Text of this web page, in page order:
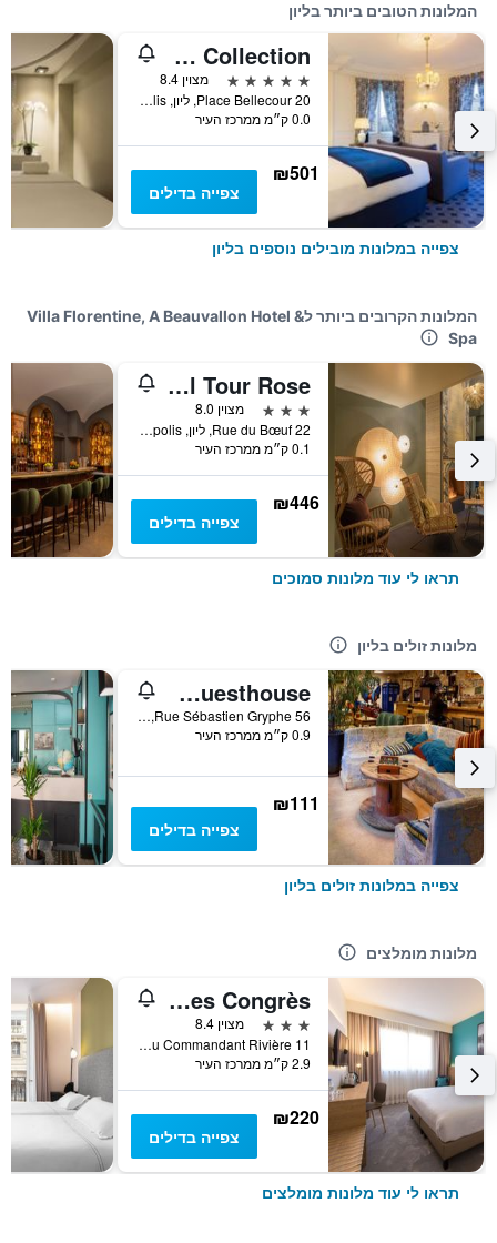
המלונות הטובים ביותר בליון
Le Royal Hotel Lyon - MGallery Collection
5 כוכבים
מצוין 8.4
20 Place Bellecour, ליון, Lyon Metropolis, צרפת
0.0 ק״מ ממרכז העיר
₪501
צפייה בדילים
צפייה במלונות מובילים נוספים בליון
המלונות הקרובים ביותר לVilla Florentine, A Beauvallon Hotel &
Spa
Mihotel Tour Rose
3 כוכבים
מצוין 8.0
22 Rue du Bœuf, ליון, Lyon Metropolis, צרפת
0.1 ק״מ ממרכז העיר
₪446
צפייה בדילים
תראו לי עוד מלונות סמוכים
מלונות זולים בליון
Le Flâneur Guesthouse
56 Rue Sébastien Gryphe, ליון, Lyon Metropolis, צרפת
0.9 ק״מ ממרכז העיר
₪111
צפייה בדילים
צפייה במלונות זולים בליון
מלונות מומלצים
Hôtel des Congrès
3 כוכבים
מצוין 8.4
11 Place du Commandant Rivière, ליון, Lyon Metropolis, צרפת
2.9 ק״מ ממרכז העיר
₪220
צפייה בדילים
תראו לי עוד מלונות מומלצים